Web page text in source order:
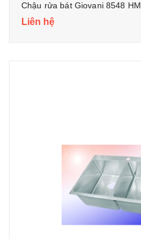
Chậu rửa bát Giovani 8548 HM
Liên hệ